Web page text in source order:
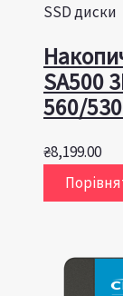
SSD диски
SA500
560/
₴8,199.00